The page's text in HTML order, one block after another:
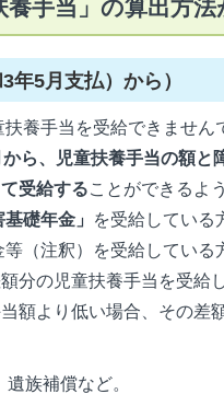
手当」の算出方法
年5月支払）から）
養手当を受給できません
ら、児童扶養手当の額と
受給することができるよ
基礎年金」 を受給している
（注釈）を受給している
分の児童扶養手当を受給
額より低い場合、その差
族補償など。